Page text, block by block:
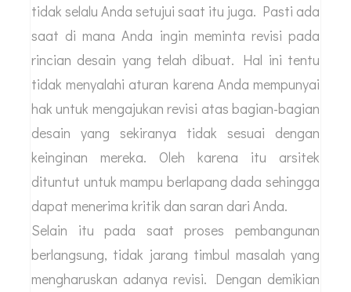
tidak selalu Anda setujui saat itu juga. Pasti ada
saat di mana Anda ingin meminta revisi pada
rincian desain yang telah dibuat. Hal ini tentu
tidak menyalahi aturan karena Anda mempunyai
hak untuk mengajukan revisi atas bagian-bagian
desain yang sekiranya tidak sesuai dengan
keinginan mereka. Oleh karena itu arsitek
dituntut untuk mampu berlapang dada sehingga
dapat menerima kritik dan saran dari Anda.
Selain itu pada saat proses pembangunan
berlangsung, tidak jarang timbul masalah yang
mengharuskan adanya revisi. Dengan demikian